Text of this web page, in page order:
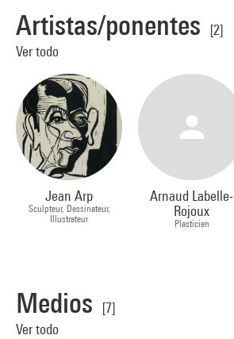
Artistas/ponentes
[2]
Ver todo
Jean Arp
Sculpteur, Dessinateur,
Illustrateur
Arnaud Labelle-
Rojoux
Plasticien
Medios
[7]
Ver todo